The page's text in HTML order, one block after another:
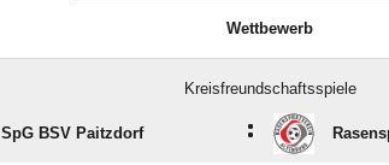
Wettbewerb
Kreisfreundschaftsspiele
SpG BSV Paitzdorf :